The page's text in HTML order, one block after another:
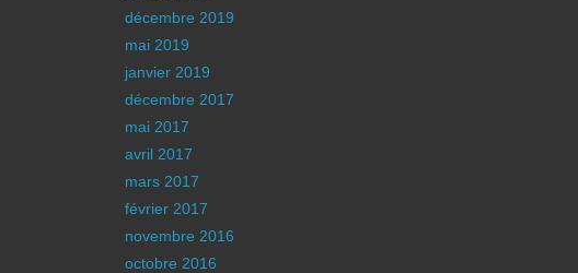
décembre 2019
mai 2019
janvier 2019
décembre 2017
mai 2017
avril 2017
mars 2017
février 2017
novembre 2016
octobre 2016